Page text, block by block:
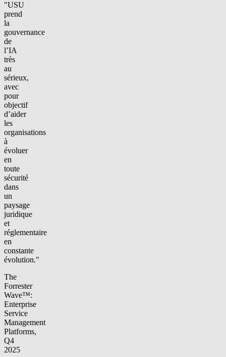
"USU
prend
la
gouvernance
de
l’IA
très
au
sérieux,
avec
pour
objectif
d’aider
les
organisations
à
évoluer
en
toute
sécurité
dans
un
paysage
juridique
et
réglementaire
en
constante
évolution."
The
Forrester
Wave™:
Enterprise
Service
Management
Platforms,
Q4
2025